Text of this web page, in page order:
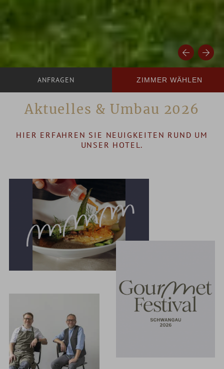
ZIMMER WÄHLEN
Aktuelles & Umbau 2026
HIER ERFAHREN SIE NEUIGKEITEN RUND UM
UNSER HOTEL.